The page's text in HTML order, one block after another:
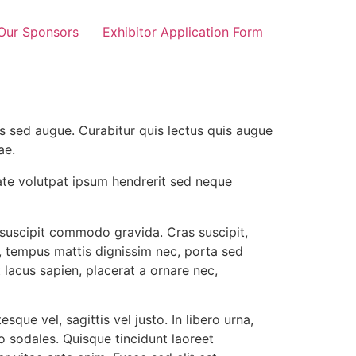
Sponsors Exhibitor Application Form
sed augue. Curabitur quis lectus quis augue
volutpat ipsum hendrerit sed neque
commodo gravida. Cras suscipit,
mattis dignissim nec, porta sed
sapien, placerat a ornare nec,
vel, sagittis vel justo. In libero urna,
sodales. Quisque tincidunt laoreet